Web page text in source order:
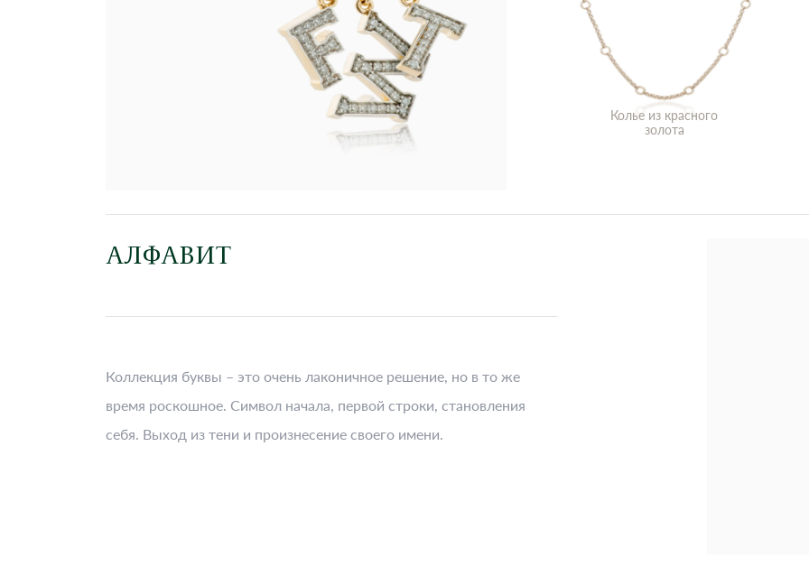
Колье из красного
золота
АЛФАВИТ
Коллекция буквы – это очень лаконичное решение, но в то же
время роскошное. Символ начала, первой строки, становления
себя. Выход из тени и произнесение своего имени.